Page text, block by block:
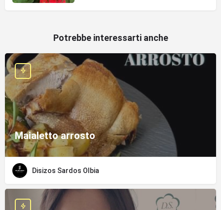
Potrebbe interessarti anche
Maialetto arrosto
Disizos Sardos Olbia